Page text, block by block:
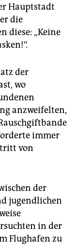
Hauptstadt
die
diese: „Keine
der
wo
anzweifelten,
immer
von
der
jugendlichen
in der
Flughafen zu